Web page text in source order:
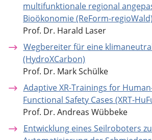
multifunktionale regional
Bioökonomie (ReForm-regioWald)
Prof. Dr. Harald Laser
Wegbereiter für eine
(HydroXCarbon)
Prof. Dr. Mark Schülke
Adaptive XR-Trainings for
Functional Safety Cases (XRT-
Prof. Dr. Andreas Wübbeke
Entwicklung eines Seilroboters